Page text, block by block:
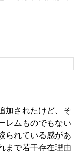
加されたけど、そ
レムものでもない
られている感があ
まで若干存在理由